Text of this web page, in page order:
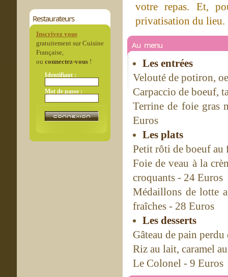
Restaurateurs
Inscrivez vous
gratuitement sur Cuisine
Française,
ou connectez-vous!
Identifiant :
Mot de passe :
votre repas. Et,
privatisation du lieu.
Au menu
Les entrées
Velouté de potiron,
Carpaccio de boeuf,
Terrine de foie gras
Euros
Les plats
Petit rôti de boeuf au
Foie de veau à la
croquants - 24 Euros
Médaillons de lotte
fraîches - 28 Euros
Les desserts
Gâteau de pain
Riz au lait, caramel
Le Colonel - 9 Euros